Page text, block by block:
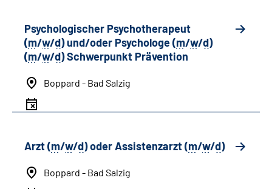
Psychologischer Psychotherapeut
(m/w/d) und/oder Psychologe (m/w/d)
(m/w/d) Schwerpunkt Prävention
Boppard - Bad Salzig
Arzt (m/w/d) oder Assistenzarzt (m/w/d)
Boppard - Bad Salzig